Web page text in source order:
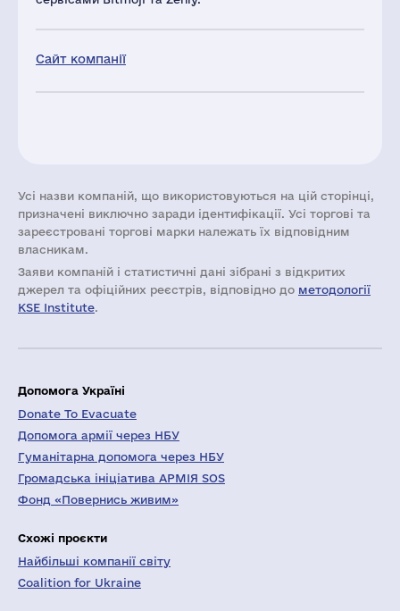
Сайт компанії
Усі назви компаній, що використовуються на цій сторінці,
призначені виключно заради ідентифікації. Усі торгові та
зареєстровані торгові марки належать їх відповідним
власникам.
Заяви компаній i статистичні дані зібрані з відкритих
джерел та офіційних реєстрів, відповідно до методології
KSE Institute.
Допомога Україні
Donate To Evacuate
Допомога армії через НБУ
Гуманітарна допомога через НБУ
Громадська ініціатива АРМІЯ SOS
Фонд «Повернись живим»
Схожі проєкти
Найбільші компанії світу
Coalition for Ukraine